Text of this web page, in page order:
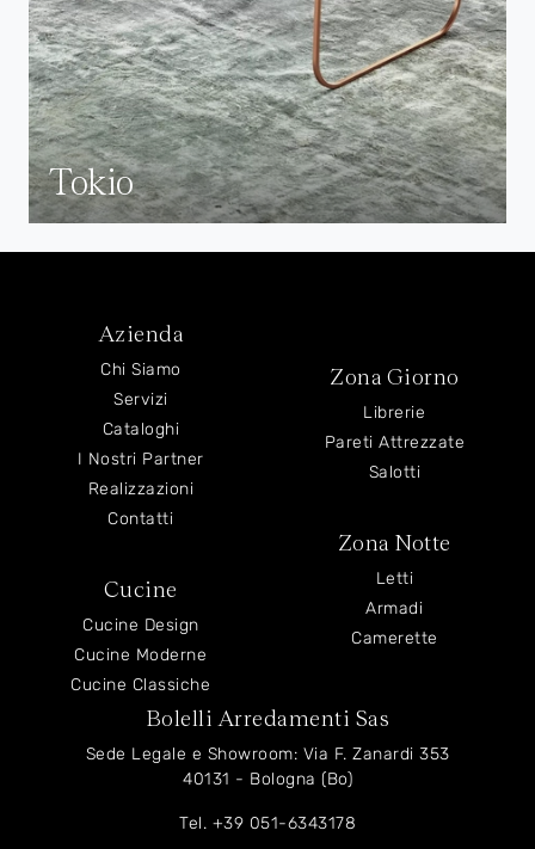
Tokio
Azienda
Chi Siamo
Servizi
Cataloghi
I Nostri Partner
Realizzazioni
Contatti
Cucine
Cucine Design
Cucine Moderne
Cucine Classiche
Zona Giorno
Librerie
Pareti Attrezzate
Salotti
Zona Notte
Letti
Armadi
Camerette
Bolelli Arredamenti Sas
Sede Legale e Showroom: Via F. Zanardi 353
40131 - Bologna (Bo)
Tel. +39 051-6343178